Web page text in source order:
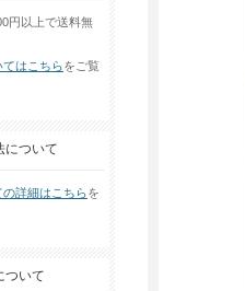
円以上で送料無
はこちらをご覧
について
詳細はこちらを
ついて